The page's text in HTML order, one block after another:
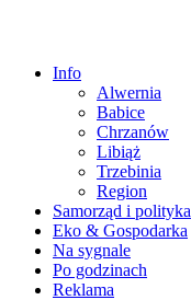
Info
Alwernia
Babice
Chrzanów
Libiąż
Trzebinia
Region
Samorząd i polityka
Eko & Gospodarka
Na sygnale
Po godzinach
Reklama